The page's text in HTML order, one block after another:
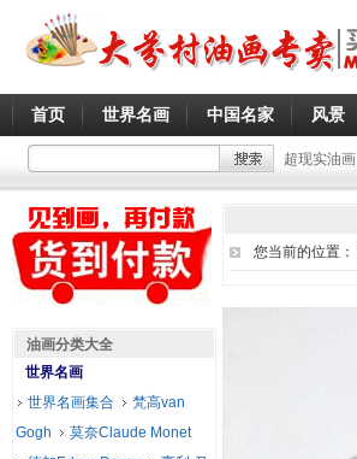
首页 世界名画 中国名家 风景
超现实油画
您当前的位置：
油画分类大全
世界名画
世界名画集合
梵高van
Gogh
莫奈Claude Monet